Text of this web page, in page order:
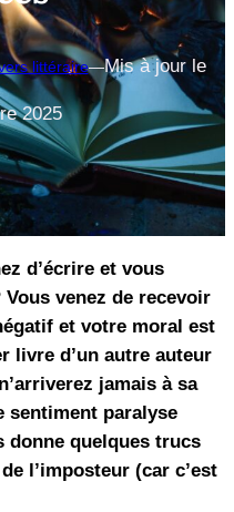
littéraire—Mis à jour le
2025
d’écrire et vous
venez de recevoir
et votre moral est
livre d’un autre auteur
jamais à sa
sentiment paralyse
donne quelques trucs
l’imposteur (car c’est